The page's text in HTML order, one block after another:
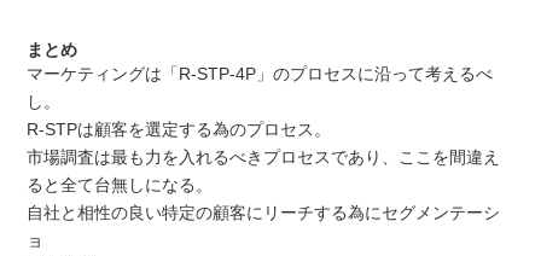
まとめ
マーケティングは「R-STP-4P」のプロセスに沿って考えるべ
し。
R-STPは顧客を選定する為のプロセス。
市場調査は最も力を入れるべきプロセスであり、ここを間違え
ると全て台無しになる。
自社と相性の良い特定の顧客にリーチする為にセグメンテーシ
ョ